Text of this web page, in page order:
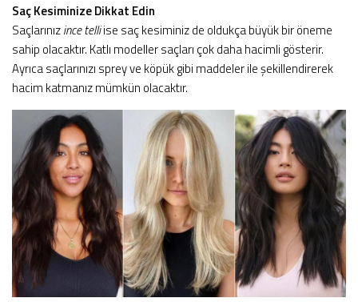
Saç Kesiminize Dikkat Edin
Saçlarınızince telliise saç kesiminiz de oldukça büyük bir öneme
sahip olacaktır. Katlı modeller saçları çok daha hacimli gösterir.
Ayrıca saçlarınızı sprey ve köpük gibi maddeler ile şekillendirerek
hacim katmanız mümkün olacaktır.